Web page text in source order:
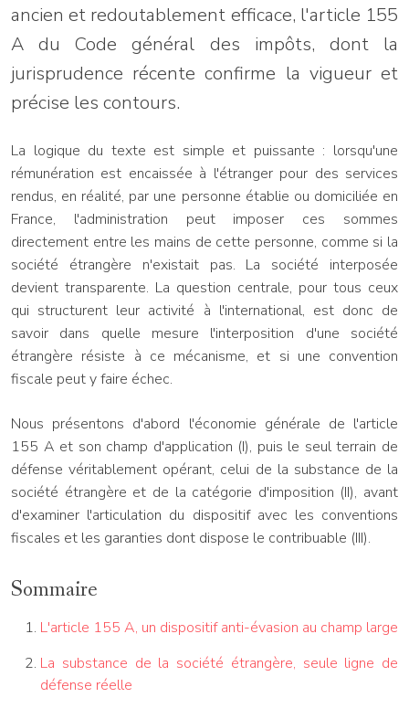
ancien et redoutablement efficace, l'article 155
A du Code général des impôts, dont la
jurisprudence récente confirme la vigueur et
précise les contours.
La logique du texte est simple et puissante : lorsqu'une
rémunération est encaissée à l'étranger pour des services
rendus, en réalité, par une personne établie ou domiciliée en
France, l'administration peut imposer ces sommes
directement entre les mains de cette personne, comme si la
société étrangère n'existait pas. La société interposée
devient transparente. La question centrale, pour tous ceux
qui structurent leur activité à l'international, est donc de
savoir dans quelle mesure l'interposition d'une société
étrangère résiste à ce mécanisme, et si une convention
fiscale peut y faire échec.
Nous présentons d'abord l'économie générale de l'article
155 A et son champ d'application (I), puis le seul terrain de
défense véritablement opérant, celui de la substance de la
société étrangère et de la catégorie d'imposition (II), avant
d'examiner l'articulation du dispositif avec les conventions
fiscales et les garanties dont dispose le contribuable (III).
Sommaire
L'article 155 A, un dispositif anti-évasion au champ large
La substance de la société étrangère, seule ligne de
défense réelle